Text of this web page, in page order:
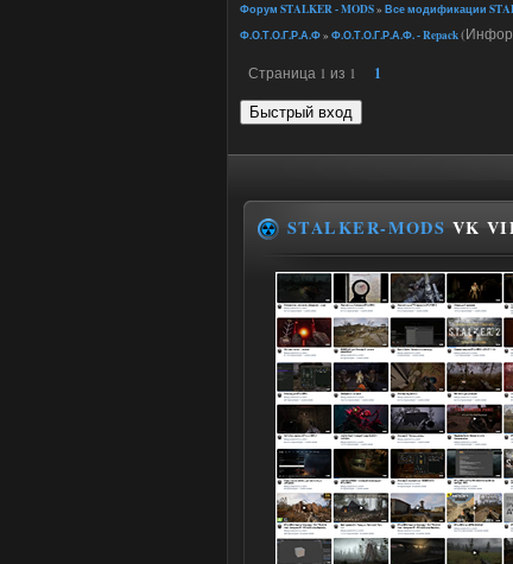
Форум STALKER - MODS» Все модификации
Ф.О.Т.О.Г.Р.А.Ф» Ф.О.Т.О.Г.Р.А.Ф. - Repack
Страница 1 из 1 1
STALKER-MODS VK